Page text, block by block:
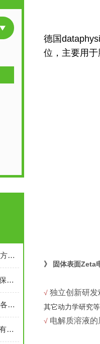
分散稳定性分析仪的正确使用方法，新手也能轻松掌握
规范执行zeta电位仪检测流程保障实验检测数据真实有效
一文读懂分散稳定性分析仪：各组成部件的功能特点及协同工作原理
及时解决zeta电位分析仪故障有助于提升测试结果的可靠性
德国
位，主要用于
》 固体表面Zeta
√ 独立创新研发
其它动力学研究
√ 电解质溶液